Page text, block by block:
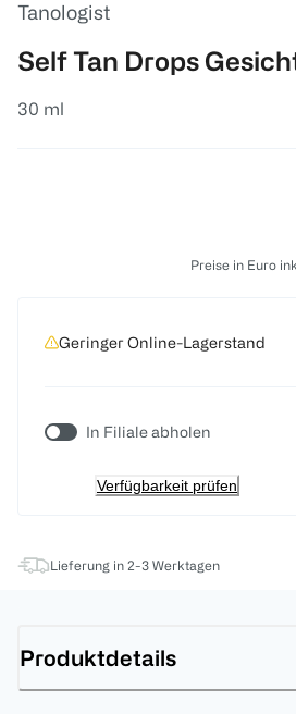
Tanologist
Self Tan Drops
30 ml
Preise in Euro
Geringer Online-Lagerstand
In Filiale abholen
Verfügbarkeit prüfen
Lieferung in 2-3 Werktagen
Produktdetails